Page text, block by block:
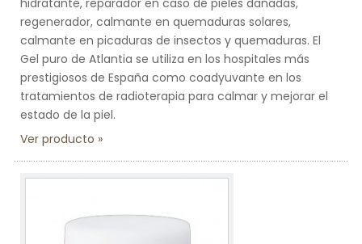
hidratante, reparador en caso de pieles dañadas,
regenerador, calmante en quemaduras solares,
calmante en picaduras de insectos y quemaduras. El
Gel puro de Atlantia se utiliza en los hospitales más
prestigiosos de España como coadyuvante en los
tratamientos de radioterapia para calmar y mejorar el
estado de la piel.
Ver producto